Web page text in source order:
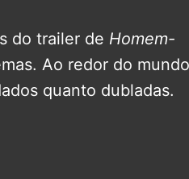
do trailer de Homem-
Ao redor do
quanto dubladas.